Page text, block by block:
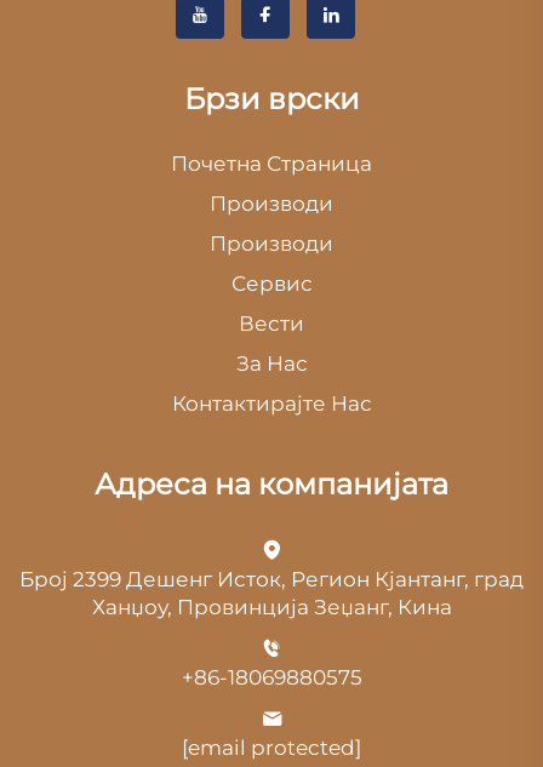
Брзи врски
Почетна Страница
Производи
Производи
Сервис
Вести
За Нас
Контактирајте Нас
Адреса на компанијата
Број 2399 Дешенг Исток, Регион Кјантанг, град
Ханџоу, Провинција Зеџанг, Кина
+86-18069880575
[email protected]